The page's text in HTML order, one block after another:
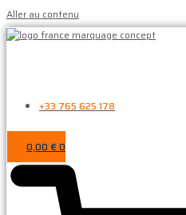
Aller au contenu
+33 765 625 178
0,00 €0